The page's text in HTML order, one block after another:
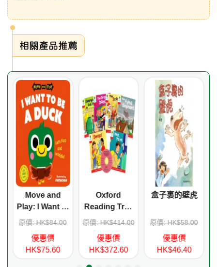
相關產品推薦
Move and
Play: I Want to
Be a Duck
原價: HK$84.00
優惠價
HK$75.60
Oxford
Reading Tree
Stage 4 More
titles+CD)
原價: HK$414.00
優惠價
HK$372.60
盒子裏的壁虎
原價: HK$58.00
優惠價
HK$46.40